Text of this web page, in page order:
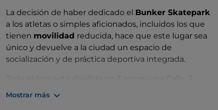
La decisión de haber dedicado el Bunker Skatepark
a los atletas o simples aficionados, incluidos los que
tienen movilidad reducida, hace que este lugar sea
único y devuelve a la ciudad un espacio de
socialización y de práctica deportiva integrada.
Miniramps y una majestuosa Vertramp.
Mostrar más